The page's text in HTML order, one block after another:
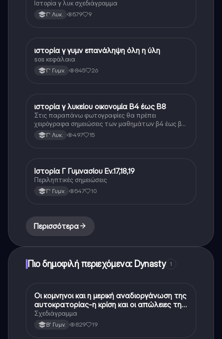
Ιστορία γ λυκ σχεδιάγραμμα
Γ' Λυκ. 579 9
Ιστορία
ιστορία γ γυμν επανάληψη όλη η ύλη
sos κεφάλαια
Γ' Γυμν. 845 26
Ιστορία
ιστορία γ λυκείου οικονομία Β4 έως Β8
Στις παραπάνω φωτογραφίες θα πρέπει
χειρόγραφα σημειώσεις των μαθημάτων β4 έως β8
της οικονομίας της ιστορίας γ λυκείου οι σημειώσεις
αυτές είναι ίδιες ή αρκετά κοντά στο πρωτότυπο
Γ' Λυκ. 497 15
Ιστορία
Ιστορία Γ Γυμνασίου Εν.17,18,19
Περιληπτικές σημειώσεις
Γ' Γυμν. 547 10
Περισσότερα
Πιο δημοφιλή περιεχόμενα: Dynasty 1
Ιστορία
Οι κομνηνοι και η μερική αναδιοργάνωση της
αυτοκρατορίας-η κρίση και οι απώλειες της
αυτοκρατορίας κατά τον 11ο αιώνα
Σχεδιάγραμμα
Β' Γυμν. 829 19